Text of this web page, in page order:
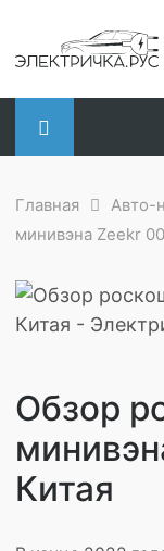
content
Главная Авто-
минивэна Zeekr
Обзор
Китая